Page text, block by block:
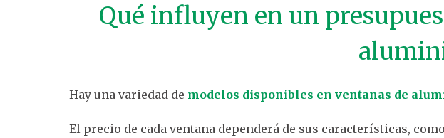
Qué influyen en un
Hay una variedad de modelos disponibles en ventanas de
El precio de cada ventana dependerá de sus características,